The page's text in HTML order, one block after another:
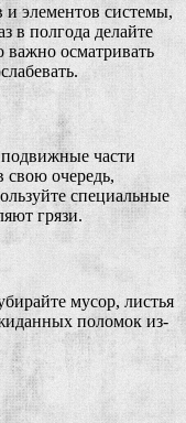
и элементов системы,
в полгода делайте
осматривать
части
очередь,
специальные
грязи.
мусор, листья
поломок из-